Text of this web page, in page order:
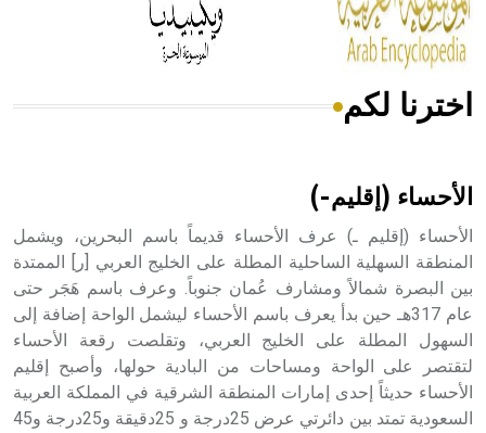
أجود أنواعه، ويمتاز بكبر الحجم ويسمى الش
هل تعلم أن الأبسيد كلمة فرنسية اللفظ تم اعتمادها مصطلحاً
- هل تعلم أن أبجر Abgar اسم معروف جيداً يعود إلى عدد من
الملوك الذين حكموا مدينة إديسا (الرها) من أبجر الأول وحتى
التاسع، وهم ينتسبون إلى أسرة أوسروين
اخترنا لكم
الأحساء (إقليم-)
الأحساء (إقليم ـ) عرف الأحساء قديماً باسم البحرين، ويشمل
المنطقة السهلية الساحلية المطلة على الخليج العربي [ر] الممتدة
بين البصرة شمالاً ومشارف عُمان جنوباً. وعرف باسم هَجَر حتى
عام 317هـ حين بدأ يعرف باسم الأحساء ليشمل الواحة إضافة إلى
السهول المطلة على الخليج العربي، وتقلصت رقعة الأحساء
لتقتصر على الواحة ومساحات من البادية حولها، وأصبح إقليم
الأحساء حديثاً إحدى إمارات المنطقة الشرقية في المملكة العربية
السعودية تمتد بين دائرتي عرض 25درجة و 25دقيقة و25درجة و45